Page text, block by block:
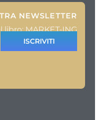
NEWSLETTER
MARKET-ING
ISCRIVITI